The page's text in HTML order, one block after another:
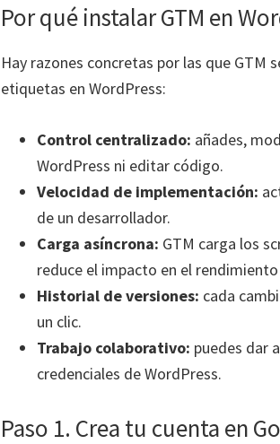
Por qué instalar GTM en
Hay razones concretas por las que
etiquetas en WordPress:
Control centralizado: añades,
WordPress ni editar código.
Velocidad de implementación:
de un desarrollador.
Carga asíncrona: GTM carga los
reduce el impacto en el
Historial de versiones: cada
un clic.
Trabajo colaborativo: puedes dar
credenciales de WordPress.
Paso 1. Crea tu cuenta en